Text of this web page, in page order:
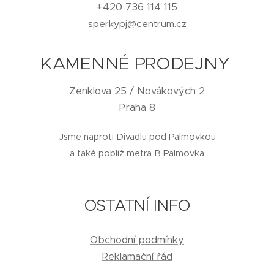
+420 736 114 115
sperkypj@centrum.cz
KAMENNÉ PRODEJNY
Zenklova 25 / Novákových 2
Praha 8
Jsme naproti Divadlu pod Palmovkou
a také poblíž metra B Palmovka
OSTATNÍ INFO
Obchodní podmínky
Reklamační řád